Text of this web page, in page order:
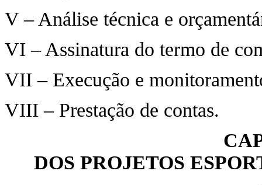
V – Análise técnica e
VI – Assinatura do termo de
VII – Execução e
VIII – Prestação de contas.
DOS PROJETOS